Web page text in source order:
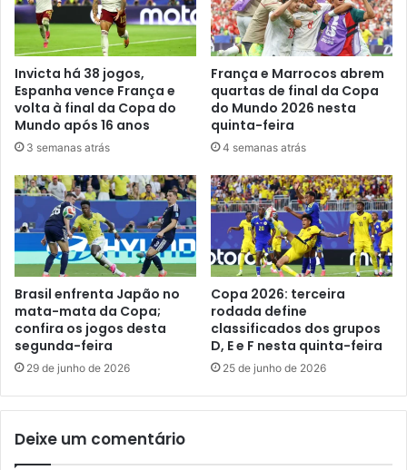
Invicta há 38 jogos,
Espanha vence França e
volta à final da Copa do
Mundo após 16 anos
3 semanas atrás
França e Marrocos abrem
quartas de final da Copa
do Mundo 2026 nesta
quinta-feira
4 semanas atrás
Brasil enfrenta Japão no
mata-mata da Copa;
confira os jogos desta
segunda-feira
29 de junho de 2026
Copa 2026: terceira
rodada define
classificados dos grupos
D, E e F nesta quinta-feira
25 de junho de 2026
Deixe um comentário